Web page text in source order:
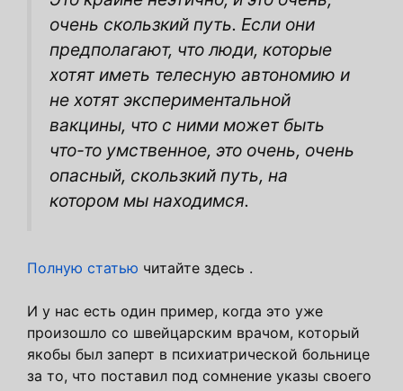
очень скользкий путь. Если они
предполагают, что люди, которые
хотят иметь телесную автономию и
не хотят экспериментальной
вакцины, что с ними может быть
что-то умственное, это очень, очень
опасный, скользкий путь, на
котором мы находимся.
Полную статью читайте здесь .
И у нас есть один пример, когда это уже
произошло со швейцарским врачом, который
якобы был заперт в психиатрической больнице
за то, что поставил под сомнение указы своего